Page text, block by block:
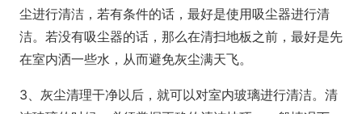
尘进行清洁，若有条件的话，最好是使用吸尘器进行清
洁。若没有吸尘器的话，那么在清扫地板之前，最好是先
在室内洒一些水，从而避免灰尘满天飞。
3、灰尘清理干净以后，就可以对室内玻璃进行清洁。清